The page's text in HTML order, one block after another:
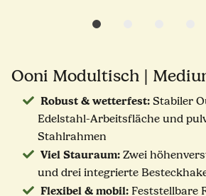
Ooni Modultisch |
Robust & wetterfest:Stabiler
Edelstahl-Arbeitsfläche und
Stahlrahmen
Viel Stauraum:Zwei
und drei integrierte
Flexibel & mobil:Feststellbare